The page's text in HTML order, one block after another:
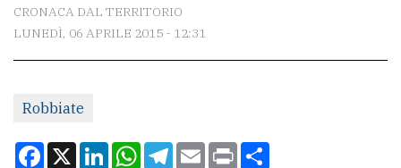
La
redazione
Per
tua
CRONACA DAL TERRITORIO
LUNEDÌ, 06 APRILE 2015 - 12:31
Robbiate
Facebook
X LinkedInWhatsApp
Telegram
EmailPrint